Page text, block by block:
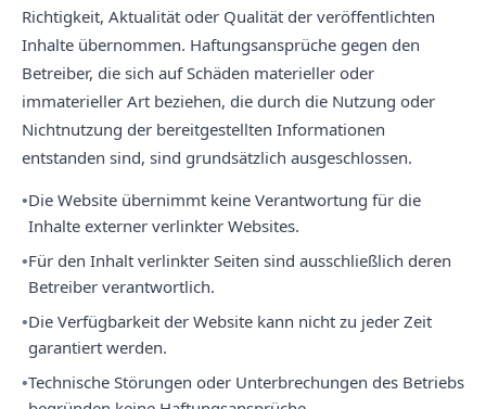
Richtigkeit, Aktualität oder Qualität der veröffentlichten
Inhalte übernommen. Haftungsansprüche gegen den
Betreiber, die sich auf Schäden materieller oder
immaterieller Art beziehen, die durch die Nutzung oder
Nichtnutzung der bereitgestellten Informationen
entstanden sind, sind grundsätzlich ausgeschlossen.
Die Website übernimmt keine Verantwortung für die
Inhalte externer verlinkter Websites.
Für den Inhalt verlinkter Seiten sind ausschließlich deren
Betreiber verantwortlich.
Die Verfügbarkeit der Website kann nicht zu jeder Zeit
garantiert werden.
Technische Störungen oder Unterbrechungen des Betriebs